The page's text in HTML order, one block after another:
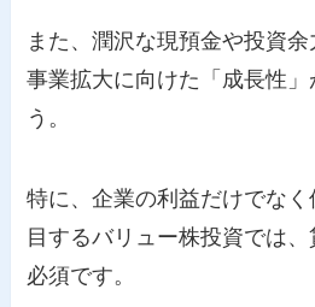
また、潤沢な現預金や投資
事業拡大に向けた「成長性」
う。
特に、企業の利益だけでな
目するバリュー株投資では
必須です。